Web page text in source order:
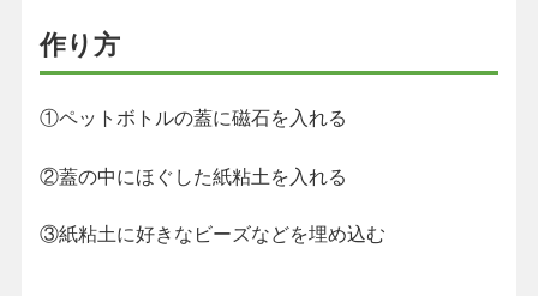
作り方
①ペットボトルの蓋に磁石を入れる
②蓋の中にほぐした紙粘土を入れる
③紙粘土に好きなビーズなどを埋め込む